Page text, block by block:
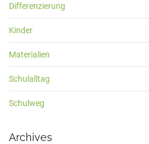
Differenzierung
Kinder
Materialien
Schulalltag
Schulweg
Archives